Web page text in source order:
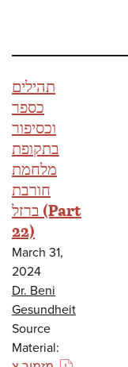
תהילים
כספר
וכסיפור
בתקופת
מלחמת
חורבת
ברזל (Part
22)
March 31,
2024
Dr. Beni
Gesundheit
Source
Material: